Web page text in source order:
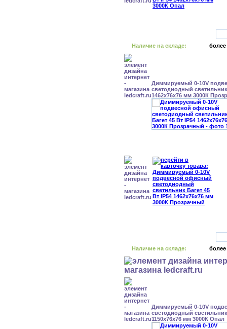
Наличие на складе: более
Диммируемый 0-10V
светодиодный светильник
1462x76x76 мм 3000К
Наличие на складе: более
Диммируемый 0-10V
светодиодный светильник
1150x76x76 мм 3000К Опал